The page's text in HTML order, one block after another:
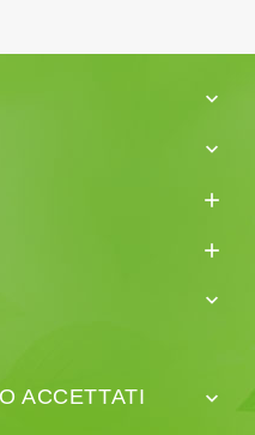





ACCETTATI 